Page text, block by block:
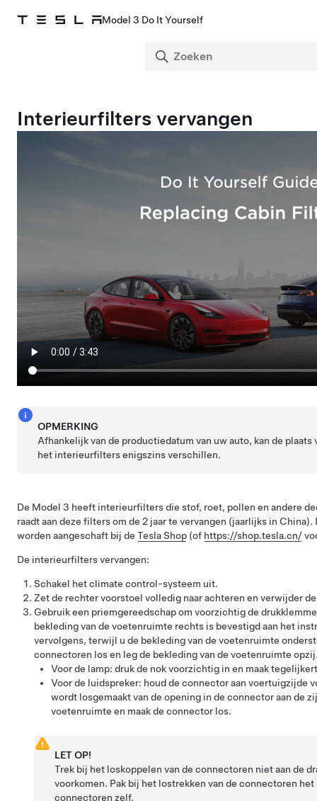
Model 3 Do It Yourself
Interieurfilters vervangen
OPMERKING
Afhankelijk van de productiedatum van uw auto, kan de plaats
het interieurfilters enigszins verschillen.
De Model 3 heeft interieurfilters die stof, roet, pollen en andere
raadt aan deze filters om de 2 jaar te vervangen (jaarlijks in
worden aangeschaft bij de Tesla Shop (of https://shop.tesla.cn/
De interieurfilters vervangen:
Schakel het climate control-systeem uit.
Zet de rechter voorstoel volledig naar achteren en verwijder
Gebruik een priemgereedschap om voorzichtig de
bekleding van de voetenruimte rechts is bevestigd aan het
vervolgens, terwijl u de bekleding van de voetenruimte
connectoren los en leg de bekleding van de voetenruimte
Voor de lamp: druk de nok voorzichtig in en maak
Voor de luidspreker: houd de connector aan voertuigzijde
wordt losgemaakt van de opening in de connector aan de
voetenruimte en maak de connector los.
LET OP!
Trek bij het loskoppelen van de connectoren niet aan de
voorkomen. Pak bij het lostrekken van de connectoren
connectoren zelf.